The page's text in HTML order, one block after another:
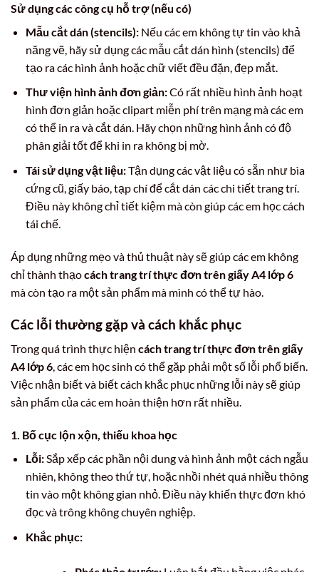
Sử dụng các công cụ hỗ trợ (nếu có)
Mẫu cắt dán (stencils):Nếu các em không tự tin vào khả
năng vẽ, hãy sử dụng các mẫu cắt dán hình (stencils) để
tạo ra các hình ảnh hoặc chữ viết đều đặn, đẹp mắt.
Thư viện hình ảnh đơn giản:Có rất nhiều hình ảnh hoạt
hình đơn giản hoặc clipart miễn phí trên mạng mà các em
có thể in ra và cắt dán. Hãy chọn những hình ảnh có độ
phân giải tốt để khi in ra không bị mờ.
Tái sử dụng vật liệu:Tận dụng các vật liệu có sẵn như bìa
cứng cũ, giấy báo, tạp chí để cắt dán các chi tiết trang trí.
Điều này không chỉ tiết kiệm mà còn giúp các em học cách
tái chế.
Áp dụng những mẹo và thủ thuật này sẽ giúp các em không
chỉ thành thạocách trang trí thực đơn trên giấy A4 lớp 6
mà còn tạo ra một sản phẩm mà mình có thể tự hào.
Các lỗi thường gặp và cách khắc phục
Trong quá trình thực hiện cách trang trí thực đơn trên giấy
A4 lớp 6, các em học sinh có thể gặp phải một số lỗi phổ biến.
Việc nhận biết và biết cách khắc phục những lỗi này sẽ giúp
sản phẩm của các em hoàn thiện hơn rất nhiều.
1. Bố cục lộn xộn, thiếu khoa học
Lỗi:Sắp xếp các phần nội dung và hình ảnh một cách ngẫu
nhiên, không theo thứ tự, hoặc nhồi nhét quá nhiều thông
tin vào một không gian nhỏ. Điều này khiến thực đơn khó
đọc và trông không chuyên nghiệp.
Khắc phục: